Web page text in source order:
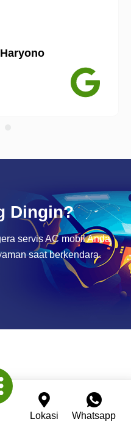
Lokasi Whatsapp
Dingin?
servis AC mobil Anda
saat berkendara.